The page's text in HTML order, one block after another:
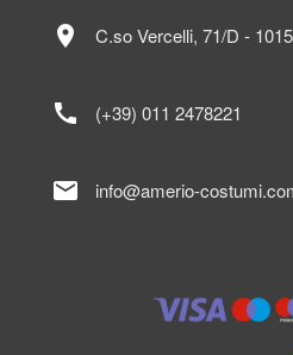
location_on C.so Vercelli, 71/D -
call (+39) 011 2478221
mail info@amerio-